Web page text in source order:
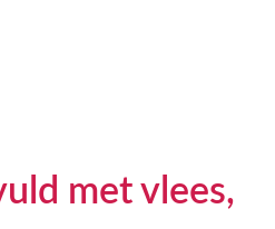
met vlees,